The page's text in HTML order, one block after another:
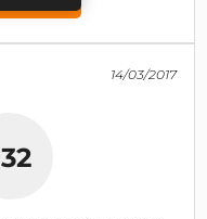
14/03/2017